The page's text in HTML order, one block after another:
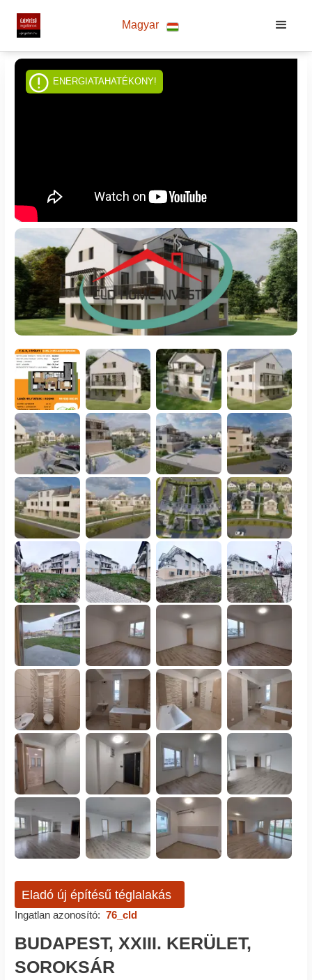
Magyar
ENERGIATAHATÉKONY!
Eladó új építésű téglalakás
Ingatlan azonosító: 76_cld
BUDAPEST, XXIII. KERÜLET,
SOROKSÁR